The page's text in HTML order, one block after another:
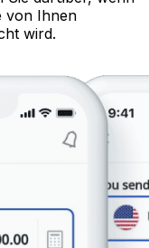
von Ihnen
wird.